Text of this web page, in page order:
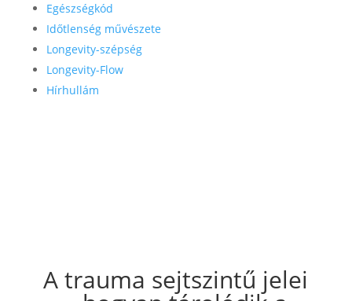
Egészségkód
Időtlenség művészete
Longevity-szépség
Longevity-Flow
Hírhullám
A trauma sejtszintű jelei